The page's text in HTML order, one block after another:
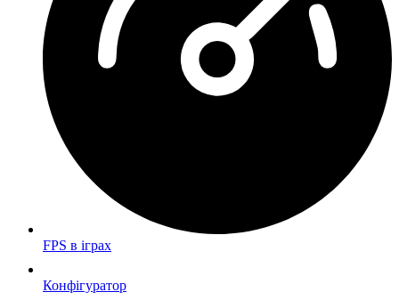
FPS в iграх
Конфігуратор